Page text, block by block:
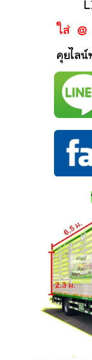
ใส่ @
คุยไลน์